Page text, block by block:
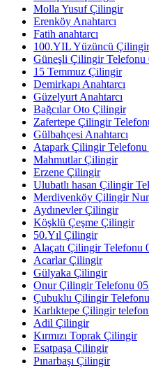
Molla Yusuf Çilingir
Erenköy Anahtarcı
Fatih anahtarcı
100.YIL Yüzüncü Çilingir
Güneşli Çilingir Telefonu
15 Temmuz Çilingir
Demirkapı Anahtarcı
Güzelyurt Anahtarcı
Bağcılar Oto Çilingir
Zafertepe Çilingir
Gülbahçesi Anahtarcı
Atapark Çilingir
Mahmutlar Çilingir
Erzene Çilingir
Ulubatlı hasan Çilingir
Merdivenköy Çilingir
Aydınevler Çilingir
Köşklü Çeşme Çilingir
50.Yıl Çilingir
Alaçatı Çilingir Telefonu
Acarlar Çilingir
Gülyaka Çilingir
Onur Çilingir Telefonu
Çubuklu Çilingir
Karlıktepe Çilingir
Adil Çilingir
Kırmızı Toprak Çilingir
Esatpaşa Çilingir
Pınarbaşı Çilingir